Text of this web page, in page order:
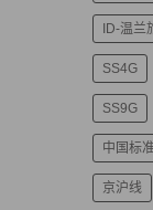
ID-温兰
SS4G
SS9G
中国标
京沪线